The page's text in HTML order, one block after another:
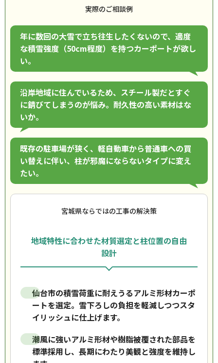
実際のご相談例
年に数回の大雪で立ち往生したくないので、適度
な積雪強度（50cm程度）を持つカーポートが欲し
い。
沿岸地域に住んでいるため、スチール製だとすぐ
に錆びてしまうのが悩み。耐久性の高い素材はな
いか。
既存の駐車場が狭く、軽自動車から普通車への買
い替えに伴い、柱が邪魔にならないタイプに変え
たい。
宮城県ならではの工事の解決策
地域特性に合わせた材質選定と柱位置の自由
設計
仙台市の積雪荷重に耐えうるアルミ形材カーポ
ートを選定。雪下ろしの負担を軽減しつつスタ
イリッシュに仕上げます。
潮風に強いアルミ形材や樹脂被覆された部品を
標準採用し、長期にわたり美観と強度を維持し